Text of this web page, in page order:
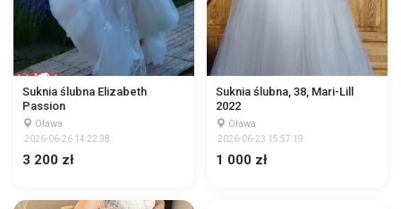
Suknia ślubna Elizabeth
Passion
Oława
2026-06-26 14:22:38
3 200 zł
Suknia ślubna, 38, Mari-Lill
2022
Oława
2026-06-23 15:57:19
1 000 zł